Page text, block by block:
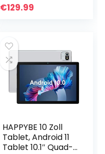
RAM, 32 GB ROM, 13
€129.99
HAPPYBE 10 Zoll
Tablet, Android 11
Tablet 10.1″ Quad-